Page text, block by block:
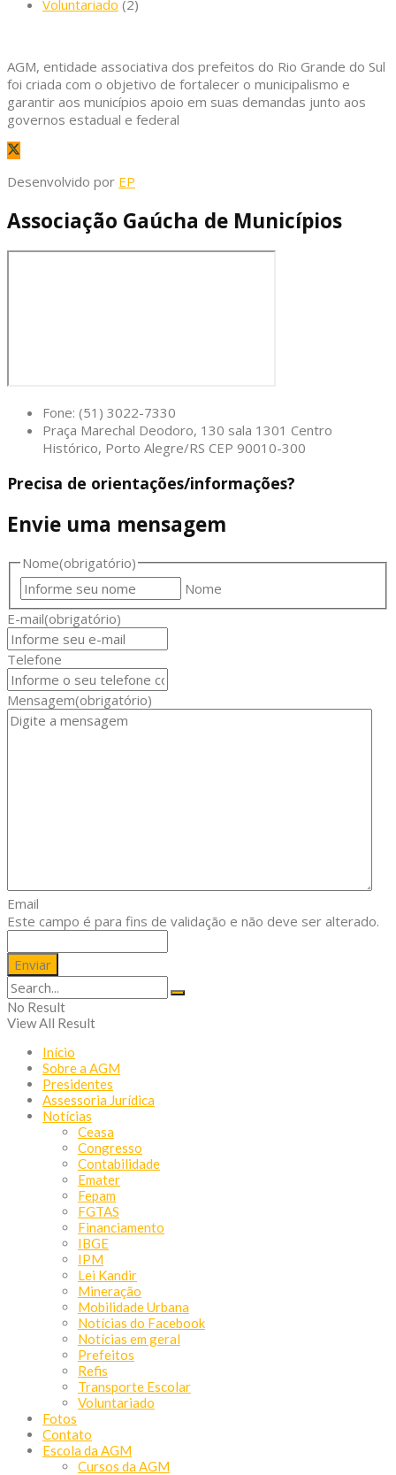
Voluntariado (2)
AGM, entidade associativa dos prefeitos do Rio Grande do Sul
foi criada com o objetivo de fortalecer o municipalismo e
garantir aos municípios apoio em suas demandas junto aos
governos estadual e federal
Desenvolvido por EP
Associação Gaúcha de Municípios
Fone: (51) 3022-7330
Praça Marechal Deodoro, 130 sala 1301 Centro
Histórico, Porto Alegre/RS CEP 90010-300
Precisa de orientações/informações?
Envie uma mensagem
Nome(obrigatório)
Nome
E-mail(obrigatório)
Telefone
Mensagem(obrigatório)
Email
Este campo é para fins de validação e não deve ser alterado.
No Result
View All Result
Início
Sobre a AGM
Presidentes
Assessoria Jurídica
Notícias
Ceasa
Congresso
Contabilidade
Emater
Fepam
FGTAS
Financiamento
IBGE
IPM
Lei Kandir
Mineração
Mobilidade Urbana
Notícias do Facebook
Notícias em geral
Prefeitos
Refis
Transporte Escolar
Voluntariado
Fotos
Contato
Escola da AGM
Cursos da AGM